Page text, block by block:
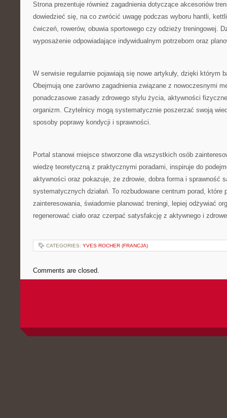
Strona prezentuje również zagadnienia dotyczące akcesoriów
dowiedzieć się, na co zwrócić uwagę podczas wyboru hantli,
ćwiczeń, rowerów, obuwia sportowego czy odzieży treningowej.
wyposażenie odpowiadające indywidualnym potrzebom oraz
W serwisie regularnie pojawiają się nowe artykuły, dzięki którym
Obejmują one zarówno zagadnienia związane z nowoczesnymi
ponadczasowe zasady zdrowego stylu życia, aktywności
organizm. Czytelnicy mogą systematycznie poszerzać swoją
sposoby poprawy kondycji i sprawności.
Portal stanowi miejsce stworzone dla wszystkich osób
wiedzę teoretyczną z praktycznymi poradami, inspiruje do
aktywności oraz pokazuje, że zdrowie, dobra forma i sprawność
systematycznych działań. To rozbudowane centrum porad, które
zainteresowania, świadomie planować treningi, lepiej odżywiać
regenerować ciało oraz czerpać satysfakcję z aktywnego i
CATEGORIES: YVES ROCHER (FRANCJA)
Comments are closed.